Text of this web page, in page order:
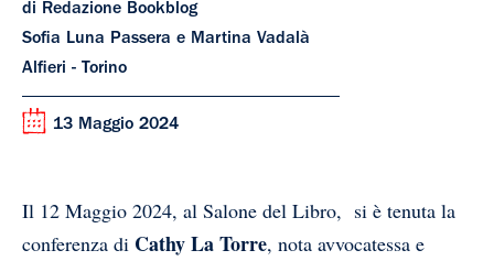
di Redazione Bookblog
Sofia Luna Passera e Martina Vadalà
Alfieri - Torino
13 Maggio 2024
Il 12 Maggio 2024, al Salone del Libro, si è tenuta la
conferenza di Cathy La Torre, nota avvocatessa e